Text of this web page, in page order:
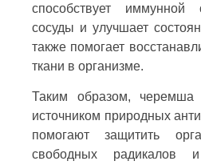
способствует иммунной
сосуды и улучшает
также помогает
ткани в организме.
Таким образом, черемша
источником природных
помогают защитить
свободных радикалов